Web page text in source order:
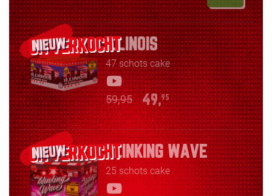
NIEUW ILLINOIS
47 schots cake
59,95 49,95
NIEUW BLINKING WAVE
25 schots cake